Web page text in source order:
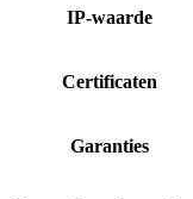
IP-waarde
Certificaten
Garanties